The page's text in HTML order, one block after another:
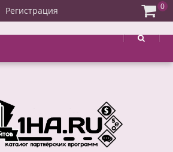
Регистрация 0